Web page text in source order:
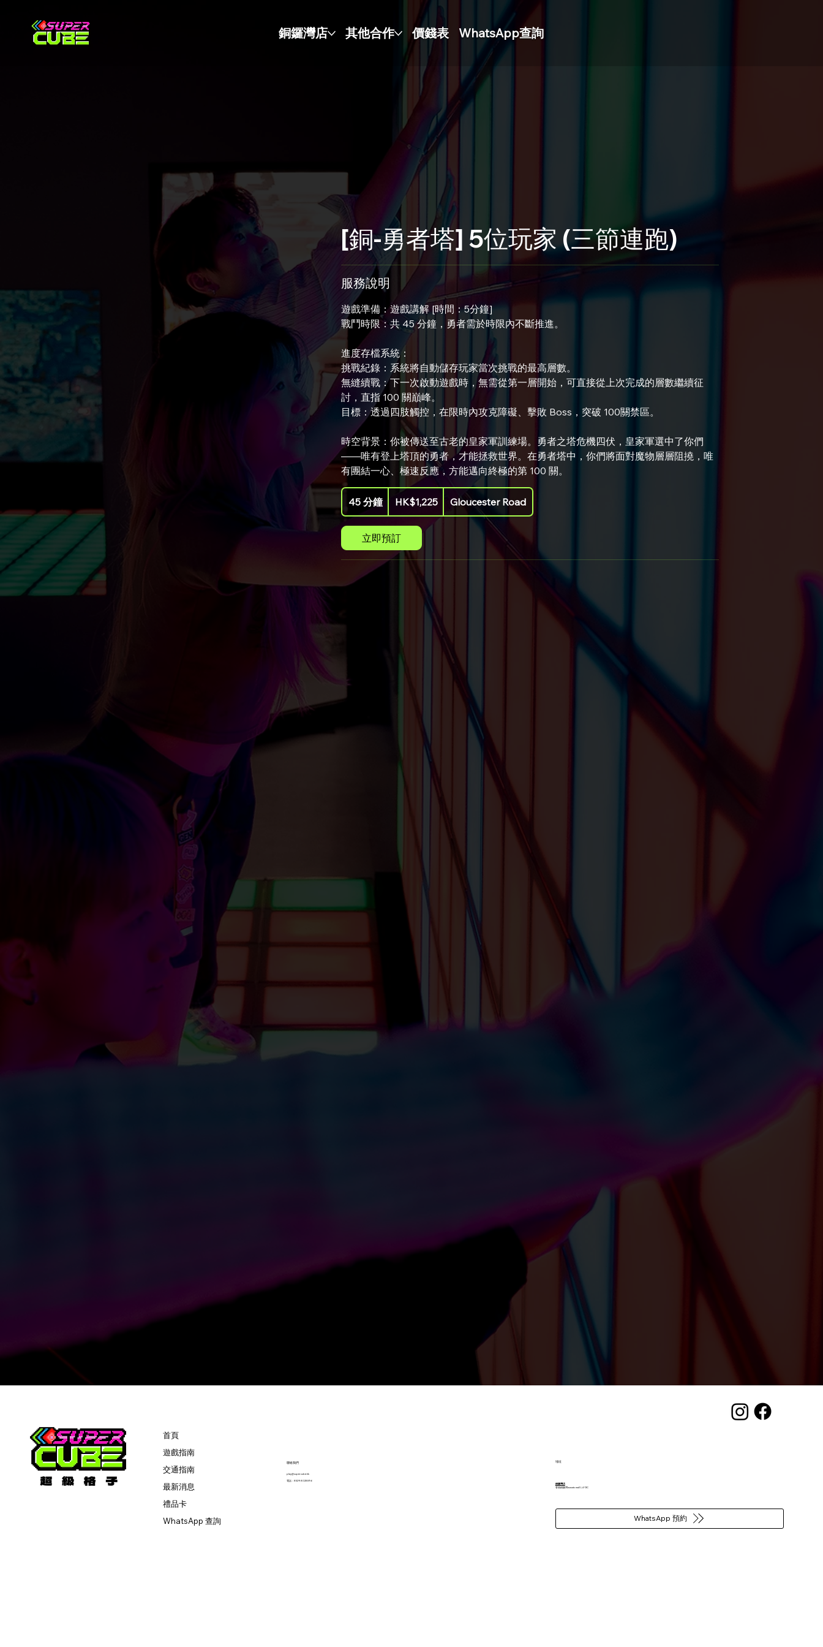
銅鑼灣店 其他合作 價錢表 WhatsApp查詢
[銅-勇者塔] 5位玩家 (三節連跑)
服務說明
遊戲準備：遊戲講解 [時間：5分鐘]
戰鬥時限：共 45 分鐘，勇者需於時限內不斷推進。
進度存檔系統：
挑戰紀錄：系統將自動儲存玩家當次挑戰的最高層數。
無縫續戰：下一次啟動遊戲時，無需從第一層開始，可直接從上次完成的層數繼續征
討，直指 100 關巔峰。
目標：透過四肢觸控，在限時內攻克障礙、擊敗 Boss，突破 100關禁區。
時空背景：你被傳送至古老的皇家軍訓練場。勇者之塔危機四伏，皇家軍選中了你們
——唯有登上塔頂的勇者，才能拯救世界。在勇者塔中，你們將面對魔物層層阻撓，唯
有團結一心、極速反應，方能邁向終極的第 100 關。
45 分鐘4
5
分
鐘
1,225
HK$1,225 Gloucester Road
立即預訂
首頁
遊戲指南
交通指南
最新消息
禮品卡
WhatsApp 查詢
play@supercube.hk
​聯絡我們
​電話：852-98028896
地址
​銅鑼灣店
香港銅鑼灣wwwtc mall L4-13C
WhatsApp 預約